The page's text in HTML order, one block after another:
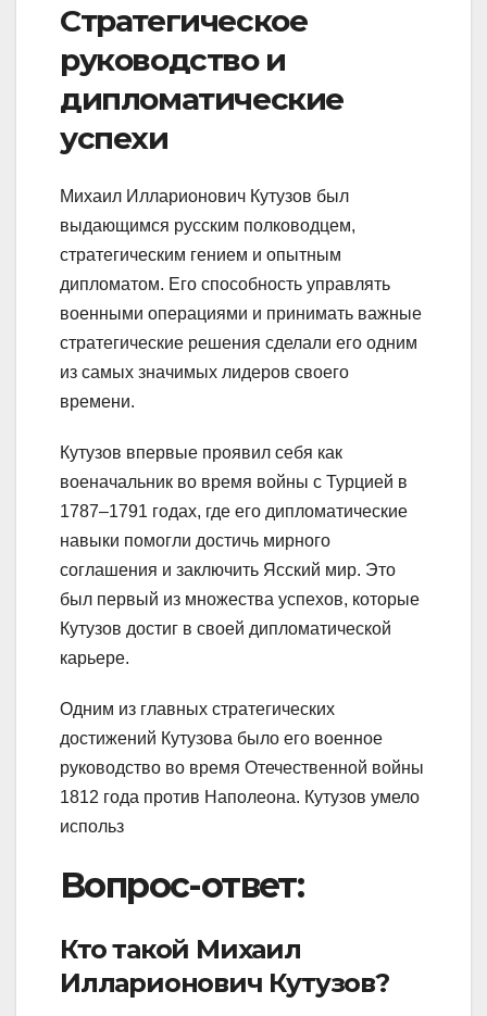
Стратегическое
руководство и
дипломатические
успехи
Михаил Илларионович Кутузов был
выдающимся русским полководцем,
стратегическим гением и опытным
дипломатом. Его способность управлять
военными операциями и принимать важные
стратегические решения сделали его одним
из самых значимых лидеров своего
времени.
Кутузов впервые проявил себя как
военачальник во время войны с Турцией в
1787–1791 годах, где его дипломатические
навыки помогли достичь мирного
соглашения и заключить Ясский мир. Это
был первый из множества успехов, которые
Кутузов достиг в своей дипломатической
карьере.
Одним из главных стратегических
достижений Кутузова было его военное
руководство во время Отечественной войны
1812 года против Наполеона. Кутузов умело
использ
Вопрос-ответ:
Кто такой Михаил
Илларионович Кутузов?